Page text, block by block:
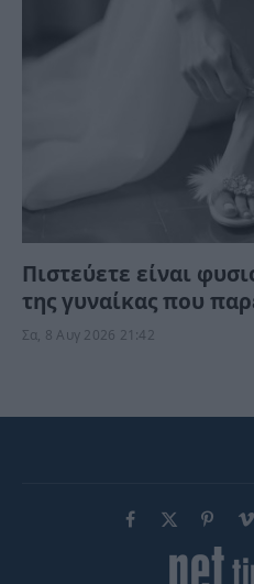
Πιστεύετε είναι
της γυναίκας που
34χρονη νύφη;
Σα, 8 Αυγ 2026 21:42
Facebook
X
(Twitter)